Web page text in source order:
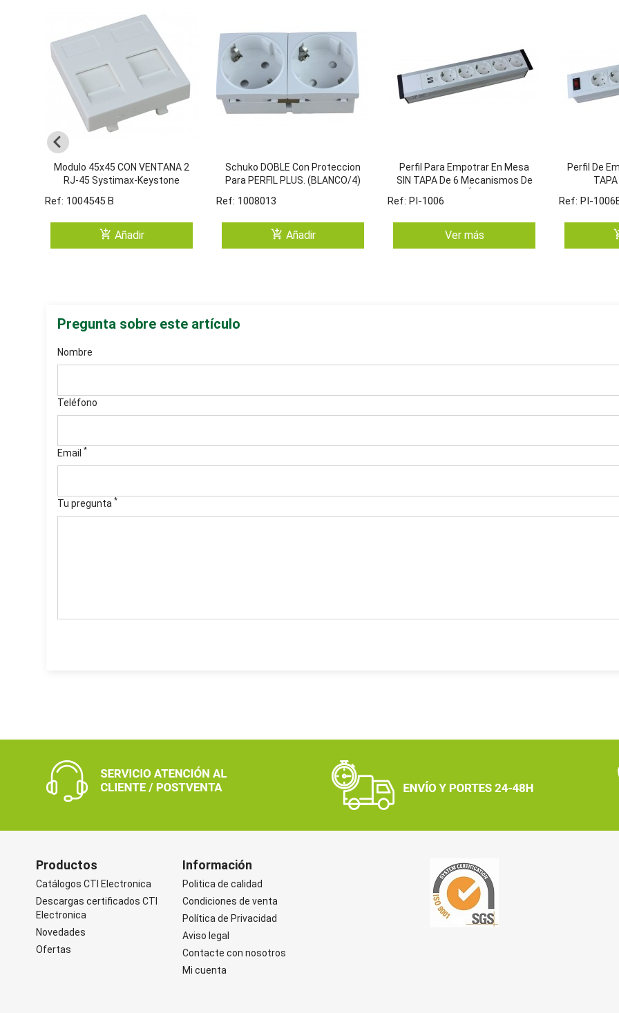
Modulo 45x45 CON VENTANA 2
RJ-45 Systimax-Keystone
Ref: 1004545 B
add_shopping_cart Añadir
Schuko DOBLE Con Proteccion
Para PERFIL PLUS. (BLANCO/4)
Ref: 1008013
add_shopping_cart Añadir
Perfil Para Empotrar En Mesa
SIN TAPA De 6 Mecanismos De
Ref: PI-1006
Ver más
Perfil De
Ref: PI-
Pregunta sobre este artículo
Nombre
Teléfono
Email *
Tu pregunta *
Productos
Catálogos CTI Electronica
Descargas certificados CTI
Electronica
Novedades
Ofertas
Información
Politica de calidad
Condiciones de venta
Política de Privacidad
Aviso legal
Contacte con nosotros
Mi cuenta